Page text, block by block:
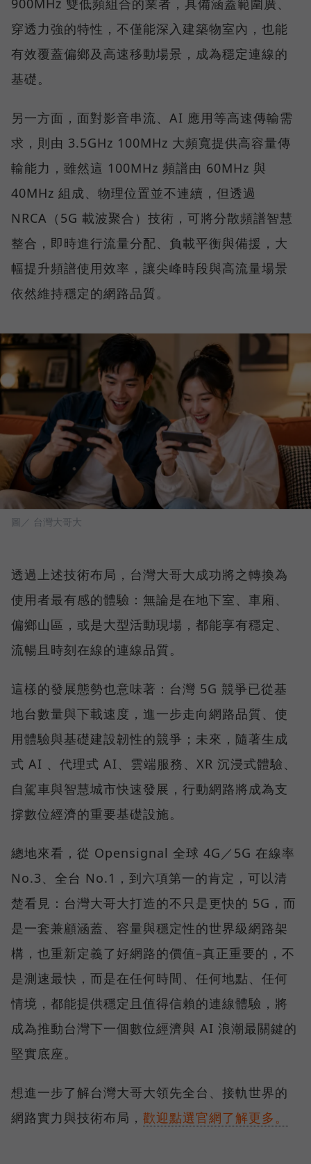
900MHz 雙低頻組合的業者，具備涵蓋範圍廣、
穿透力強的特性，不僅能深入建築物室內，也能
有效覆蓋偏鄉及高速移動場景，成為穩定連線的
基礎。
另一方面，面對影音串流、AI 應用等高速傳輸需
求，則由 3.5GHz 100MHz 大頻寬提供高容量傳
輸能力，雖然這 100MHz 頻譜由 60MHz 與
40MHz 組成、物理位置並不連續，但透過
NRCA（5G 載波聚合）技術，可將分散頻譜智慧
整合，即時進行流量分配、負載平衡與備援，大
幅提升頻譜使用效率，讓尖峰時段與高流量場景
依然維持穩定的網路品質。
圖／ 台灣大哥大
透過上述技術布局，台灣大哥大成功將之轉換為
使用者最有感的體驗：無論是在地下室、車廂、
偏鄉山區，或是大型活動現場，都能享有穩定、
流暢且時刻在線的連線品質。
這樣的發展態勢也意味著：台灣 5G 競爭已從基
地台數量與下載速度，進一步走向網路品質、使
用體驗與基礎建設韌性的競爭；未來，隨著生成
式 AI 、代理式 AI、雲端服務、XR 沉浸式體驗、
自駕車與智慧城市快速發展，行動網路將成為支
撐數位經濟的重要基礎設施。
總地來看，從 Opensignal 全球 4G／5G 在線率
No.3、全台 No.1，到六項第一的肯定，可以清
楚看見：台灣大哥大打造的不只是更快的 5G，而
是一套兼顧涵蓋、容量與穩定性的世界級網路架
構，也重新定義了好網路的價值–真正重要的，不
是測速最快，而是在任何時間、任何地點、任何
情境，都能提供穩定且值得信賴的連線體驗，將
成為推動台灣下一個數位經濟與 AI 浪潮最關鍵的
堅實底座。
想進一步了解台灣大哥大領先全台、接軌世界的
網路實力與技術布局， 歡迎點選官網了解更多。